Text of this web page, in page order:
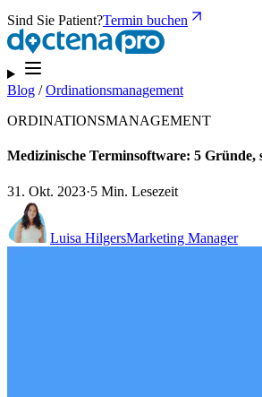
Sind Sie Patient?Termin buchen
Blog /Ordinationsmanagement
ORDINATIONSMANAGEMENT
Medizinische Terminsoftware: 5
31. Okt. 2023·5 Min. Lesezeit
Luisa HilgersMarketing Manager